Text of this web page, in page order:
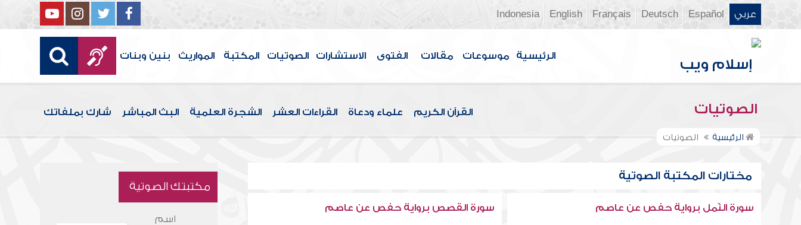
عربي Español
Deutsch
Français
English
Indonesia
الرئيسية موسوعات مقالات الفتوى الاستشارات الصوتيات المكتبة المواريث بنين وبنات
الصوتيات القرآن الكريم علماء ودعاة القراءات العشر الشجرة العلمية البث المباشر شارك بملفاتك
الرئيسية الصوتيات
مختارات المكتبة الصوتية
سورة النّمل برواية حفص عن عاصم سورة القصص برواية حفص عن عاصم
مكتبتك الصوتية
اسم